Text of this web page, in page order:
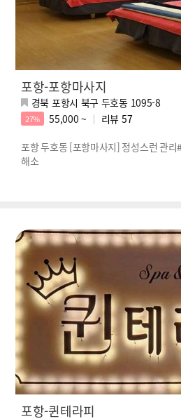
포항-포항마사지
경북 포항시 북구 두호동 1095-8
27% 55,000 ~ 리뷰 57
포항 두호동 [포항마사지] 정성스런 관
해소
포항-퀸테라피